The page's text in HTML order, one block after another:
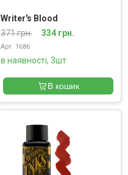
Writer's Blood
371 грн.
334 грн.
Арт. 1686
в наявності, 3шт
В кошик